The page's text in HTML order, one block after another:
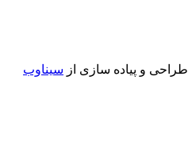
طراحی و پیاده سازی از سیناوب